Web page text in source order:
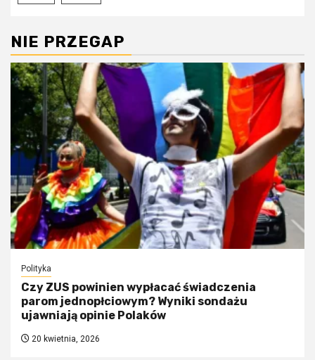
NIE PRZEGAP
Polityka
Czy ZUS powinien wypłacać świadczenia
parom jednopłciowym? Wyniki sondażu
ujawniają opinie Polaków
20 kwietnia, 2026